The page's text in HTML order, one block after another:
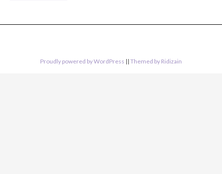
Proudly powered by WordPress || Themed by Ridizain